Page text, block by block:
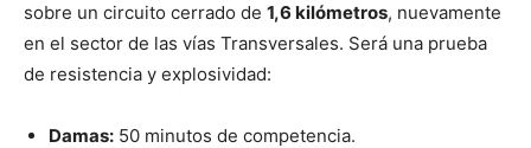
sobre un circuito cerrado de 1,6 kilómetros, nuevamente
en el sector de las vías Transversales. Será una prueba
de resistencia y explosividad:
Damas: 50 minutos de competencia.